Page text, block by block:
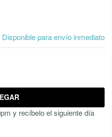
Disponible para envío inmediato
y recíbelo el siguiente día